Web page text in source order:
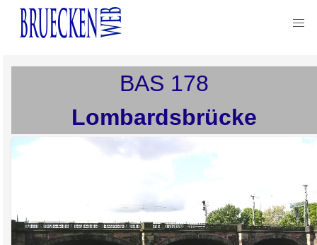
BAS 178
Lombardsbrücke